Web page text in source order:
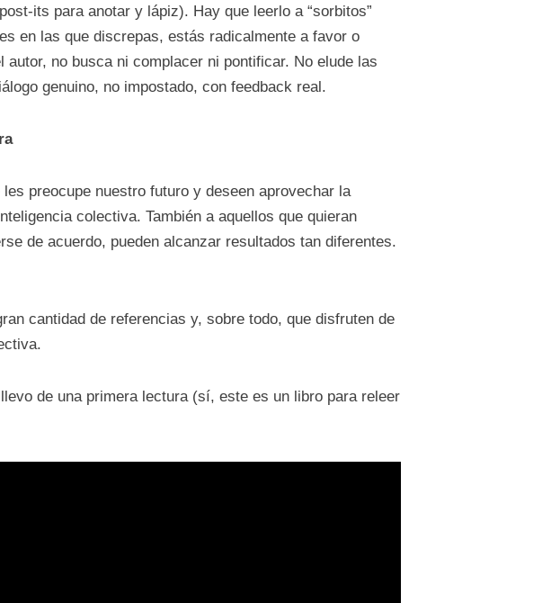
its para anotar y lápiz). Hay que leerlo a “sorbitos”
en las que discrepas, estás radicalmente a favor o
autor, no busca ni complacer ni pontificar. No elude las
genuino, no impostado, con feedback real.
preocupe nuestro futuro y deseen aprovechar la
colectiva. También a aquellos que quieran
de acuerdo, pueden alcanzar resultados tan diferentes.
cantidad de referencias y, sobre todo, que disfruten de
de una primera lectura (sí, este es un libro para releer